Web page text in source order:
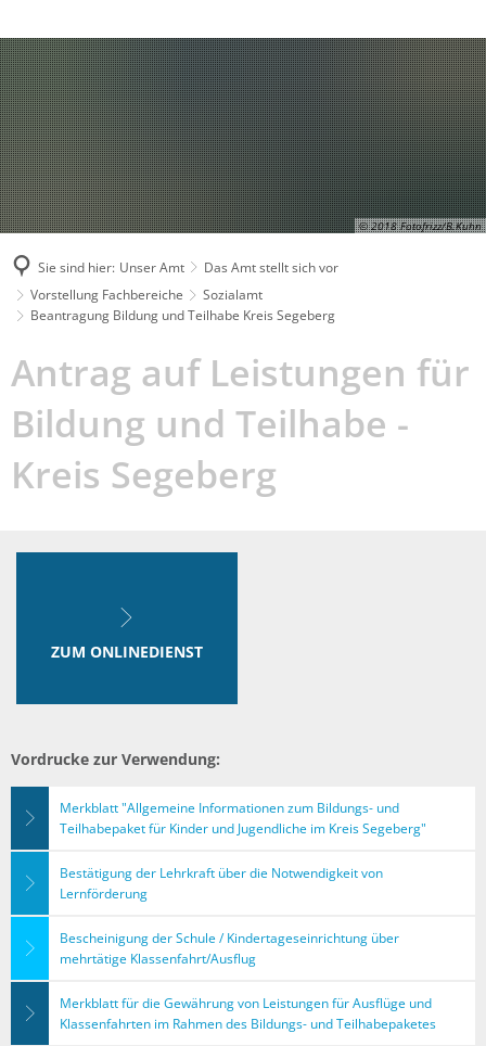
Suche
© 2018 Fotofrizz/B.Kuhn
Sie sind hier: Unser Amt
Das Amt stellt sich vor
Vorstellung Fachbereiche
Sozialamt
Beantragung Bildung und Teilhabe Kreis Segeberg
Beantragung
Bildung
und
Segeberg
Antrag auf Leistungen für
Bildung und Teilhabe -
Kreis Segeberg
ZUM ONLINEDIENST
Vordrucke zur Verwendung:
Merkblatt "Allgemeine Informationen zum Bildungs- und
Teilhabepaket für Kinder und Jugendliche im Kreis Segeberg"
Bestätigung der Lehrkraft über die Notwendigkeit von
Lernförderung
Bescheinigung der Schule / Kindertageseinrichtung über
mehrtätige Klassenfahrt/Ausflug
Merkblatt für die Gewährung von Leistungen für Ausflüge und
Klassenfahrten im Rahmen des Bildungs- und Teilhabepaketes